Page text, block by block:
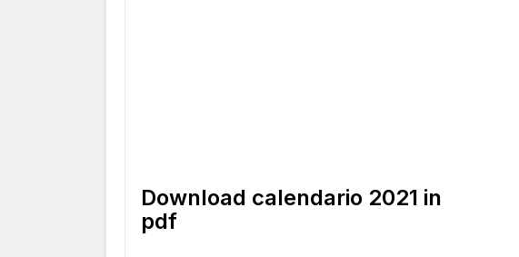
Download calendario 2021 in
pdf